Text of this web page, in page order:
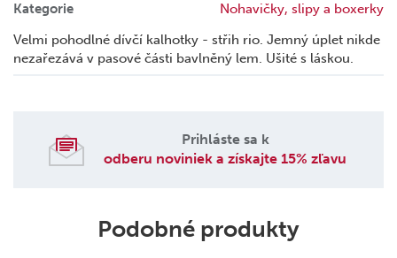
Kategorie
Nohavičky, slipy a boxerky
Velmi pohodlné dívčí kalhotky - střih rio. Jemný úplet nikde
nezařezává v pasové části bavlněný lem. Ušité s láskou.
Prihláste sa k
odberu noviniek a získajte 15% zľavu
Podobné produkty